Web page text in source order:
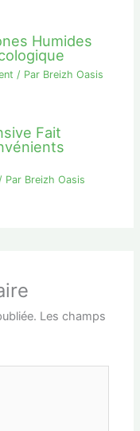
Humides
/ Par Breizh Oasis
Fait
Par Breizh Oasis
Les champs